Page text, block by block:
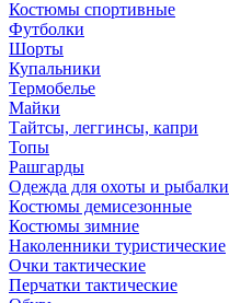
Костюмы спортивные
Футболки
Шорты
Купальники
Термобелье
Майки
Тайтсы, леггинсы, капри
Топы
Рашгарды
Одежда для охоты и рыбалки
Костюмы демисезонные
Костюмы зимние
Наколенники туристические
Очки тактические
Перчатки тактические